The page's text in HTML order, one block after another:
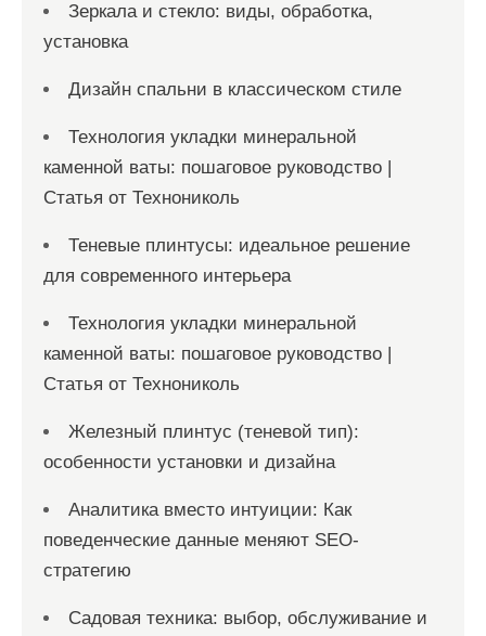
Зеркала и стекло: виды, обработка,
установка
Дизайн спальни в классическом стиле
Технология укладки минеральной
каменной ваты: пошаговое руководство |
Статья от Технониколь
Теневые плинтусы: идеальное решение
для современного интерьера
Технология укладки минеральной
каменной ваты: пошаговое руководство |
Статья от Технониколь
Железный плинтус (теневой тип):
особенности установки и дизайна
Аналитика вместо интуиции: Как
поведенческие данные меняют SEO-
стратегию
Садовая техника: выбор, обслуживание и